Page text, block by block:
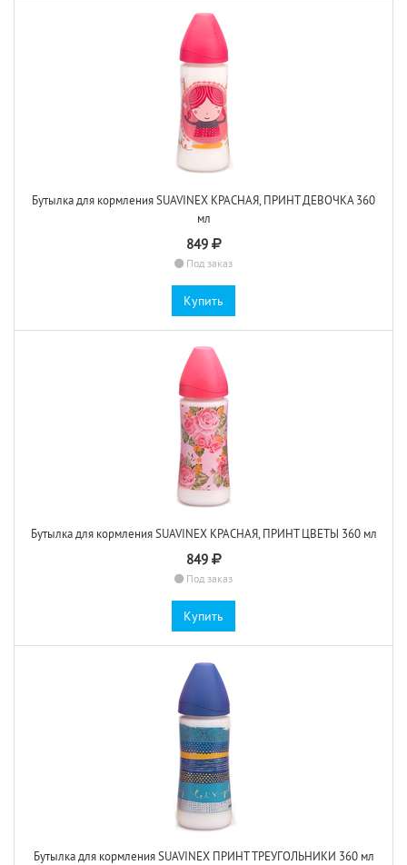
Бутылка для кормления SUAVINEX КРАСНАЯ, ПРИНТ ДЕВОЧКА 360
мл
849
Под заказ
Купить
Бутылка для кормления SUAVINEX КРАСНАЯ, ПРИНТ ЦВЕТЫ 360 мл
849
Под заказ
Купить
Бутылка для кормления SUAVINEX ПРИНТ ТРЕУГОЛЬНИКИ 360 мл